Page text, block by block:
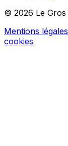
© 2026 Le Gros
Mentions légales
cookies